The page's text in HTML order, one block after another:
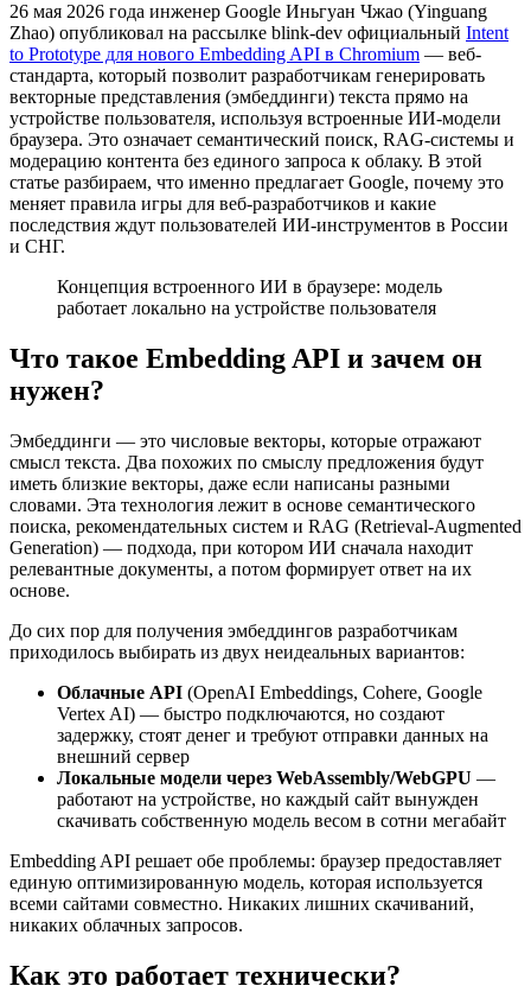
26 мая 2026 года инженер Google Иньгуан Чжао (Yinguang
Zhao) опубликовал на рассылке blink-dev официальный Intent
to Prototype для нового Embedding API в Chromium — веб-
стандарта, который позволит разработчикам генерировать
векторные представления (эмбеддинги) текста прямо на
устройстве пользователя, используя встроенные ИИ-модели
браузера. Это означает семантический поиск, RAG-системы и
модерацию контента без единого запроса к облаку. В этой
статье разбираем, что именно предлагает Google, почему это
меняет правила игры для веб-разработчиков и какие
последствия ждут пользователей ИИ-инструментов в России
и СНГ.
Концепция встроенного ИИ в браузере: модель
работает локально на устройстве пользователя
Что такое Embedding API и зачем он
нужен?
Эмбеддинги — это числовые векторы, которые отражают
смысл текста. Два похожих по смыслу предложения будут
иметь близкие векторы, даже если написаны разными
словами. Эта технология лежит в основе семантического
поиска, рекомендательных систем и RAG (Retrieval-Augmented
Generation) — подхода, при котором ИИ сначала находит
релевантные документы, а потом формирует ответ на их
основе.
До сих пор для получения эмбеддингов разработчикам
приходилось выбирать из двух неидеальных вариантов:
Облачные API (OpenAI Embeddings, Cohere, Google
Vertex AI) — быстро подключаются, но создают
задержку, стоят денег и требуют отправки данных на
внешний сервер
Локальные модели через WebAssembly/WebGPU —
работают на устройстве, но каждый сайт вынужден
скачивать собственную модель весом в сотни мегабайт
Embedding API решает обе проблемы: браузер предоставляет
единую оптимизированную модель, которая используется
всеми сайтами совместно. Никаких лишних скачиваний,
никаких облачных запросов.
Как это работает технически?